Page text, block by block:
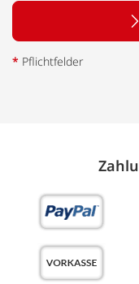
* Pflichtfelder